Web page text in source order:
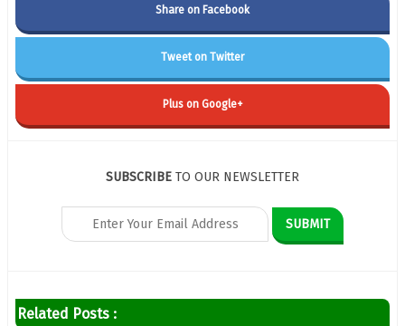
Share on Facebook
Tweet on Twitter
Plus on Google+
SUBSCRIBE TO OUR NEWSLETTER
Related Posts :